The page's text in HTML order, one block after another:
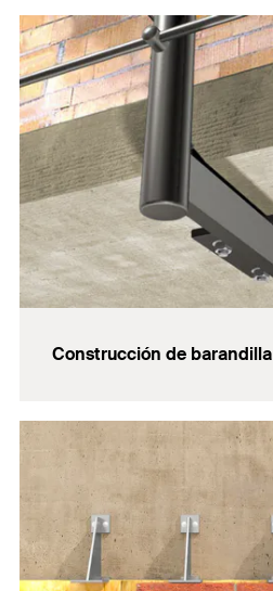
Construcción de barandilla